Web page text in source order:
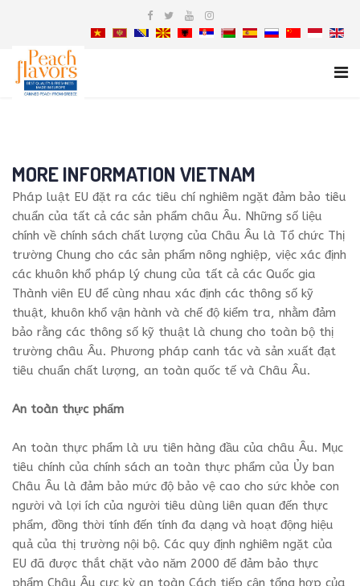
MORE INFORMATION VIETNAM
Pháp luật EU đặt ra các tiêu chí nghiêm ngặt đảm bảo tiêu
chuẩn của tất cả các sản phẩm châu Âu. Những số liệu
chính về chính sách chất lượng của Châu Âu là Tổ chức Thị
trường Chung cho các sản phẩm nông nghiệp, việc xác định
các khuôn khổ pháp lý chung của tất cả các Quốc gia
Thành viên EU để cùng nhau xác định các thông số kỹ
thuật, khuôn khổ vận hành và chế độ kiểm tra, nhằm đảm
bảo rằng các thông số kỹ thuật là chung cho toàn bộ thị
trường châu Âu. Phương pháp canh tác và sản xuất đạt
tiêu chuẩn chất lượng, an toàn quốc tế và Châu Âu.
An toàn thực phẩm
An toàn thực phẩm là ưu tiên hàng đầu của châu Âu. Mục
tiêu chính của chính sách an toàn thực phẩm của Ủy ban
Châu Âu là đảm bảo mức độ bảo vệ cao cho sức khỏe con
người và lợi ích của người tiêu dùng liên quan đến thực
phẩm, đồng thời tính đến tính đa dạng và hoạt động hiệu
quả của thị trường nội bộ. Các quy định nghiêm ngặt của
EU đã được thắt chặt vào năm 2000 để đảm bảo thực
phẩm Châu Âu cực kỳ an toàn Cách tiếp cận tổng hợp của